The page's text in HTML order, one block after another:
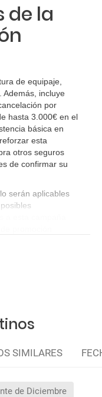
de la
de equipaje,
Además, incluye
por
hasta 3.000€ en el
básica en
esta
otros seguros
de confirmar su
serán aplicables
SIMILARES
de Diciembre